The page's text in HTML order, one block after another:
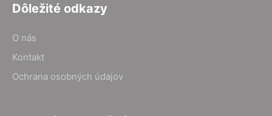
Dôležité odkazy
O nás
Kontakt
Ochrana osobných údajov